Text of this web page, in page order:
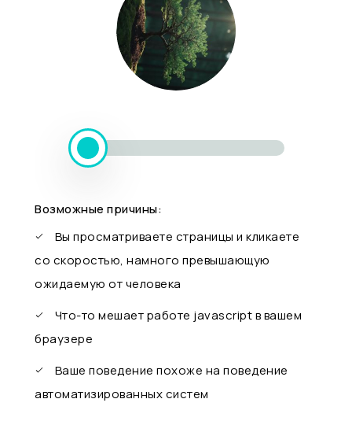
Возможные причины:
Вы просматриваете страницы и кликаете
со скоростью, намного превышающую
ожидаемую от человека
Что-то мешает работе javascript в вашем
браузере
Ваше поведение похоже на поведение
автоматизированных систем